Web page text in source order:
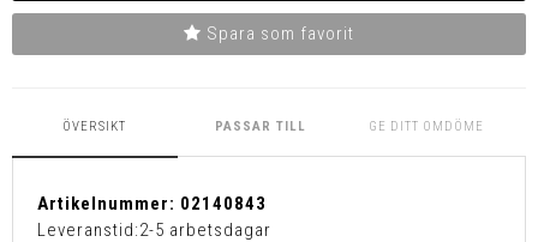
Spara som favorit
ÖVERSIKT PASSAR TILL GE DITT OMDÖME
Artikelnummer: 02140843
Leveranstid:2-5 arbetsdagar